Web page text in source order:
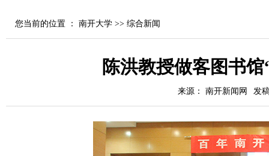
您当前的位置 ： 南开大学 >> 综合新闻
陈洪教授做客图书
来源： 南开新闻网 发